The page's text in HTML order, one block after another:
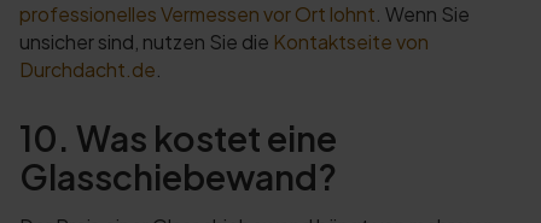
professionelles Vermessen vor Ort lohnt . Wenn Sie
unsicher sind, nutzen Sie die Kontaktseite von
Durchdacht.de
10. Was kostet eine
Glasschiebewand?